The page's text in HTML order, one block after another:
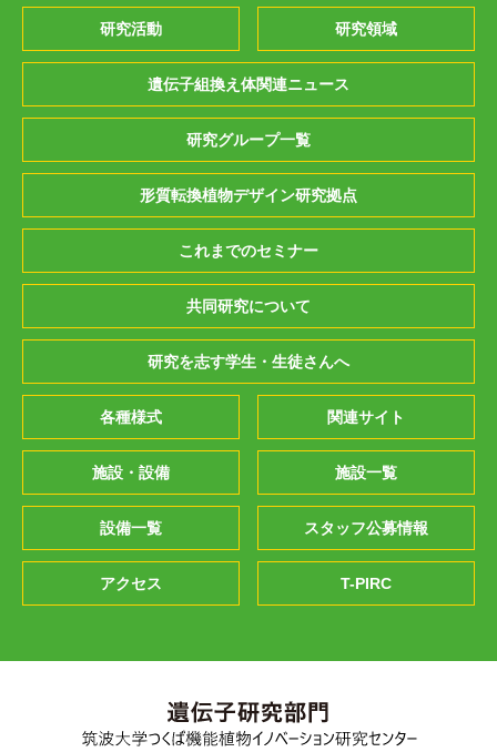
研究活動 研究領域
遺伝子組換え体関連ニュース
研究グループ一覧
形質転換植物デザイン研究拠点
これまでのセミナー
共同研究について
研究を志す学生・生徒さんへ
各種様式 関連サイト
施設・設備 施設一覧
設備一覧 スタッフ公募情報
アクセス T-PIRC